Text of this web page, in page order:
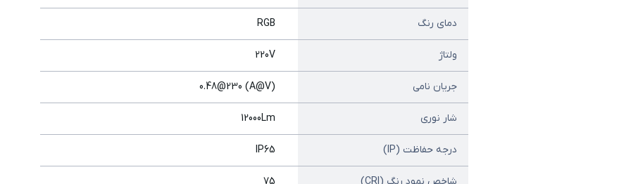
دمای رنگ RGB
ولتاژ 220V
جریان نامی (A@V) 0.48@230
شار نوری 12000Lm
درجه حفاظت (IP) IP65